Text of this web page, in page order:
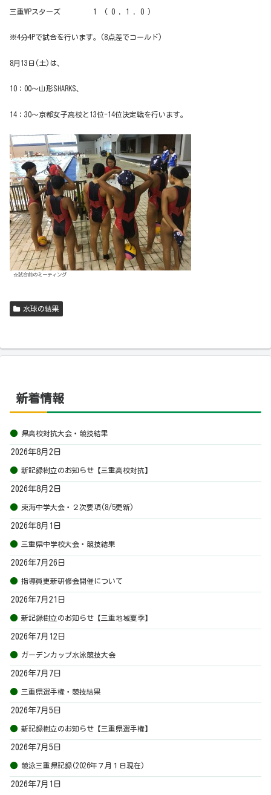
三重WPスターズ 1 ( 0 , 1 , 0 )
※4分4Pで試合を行います。(8点差でコールド)
8月13日(土)は、
10：00～山形SHARKS、
14：30～京都女子高校と13位-14位決定戦を行います。
☆試合前のミーティング
水球の結果
新着情報
県高校対抗大会・競技結果
2026年8月2日
新記録樹立のお知らせ【三重高校対抗】
2026年8月2日
東海中学大会・２次要項(8/5更新)
2026年8月1日
三重県中学校大会・競技結果
2026年7月26日
指導員更新研修会開催について
2026年7月21日
新記録樹立のお知らせ【三重地域夏季】
2026年7月12日
ガーデンカップ水泳競技大会
2026年7月7日
三重県選手権・競技結果
2026年7月5日
新記録樹立のお知らせ【三重県選手権】
2026年7月5日
競泳三重県記録(2026年７月１日現在)
2026年7月1日